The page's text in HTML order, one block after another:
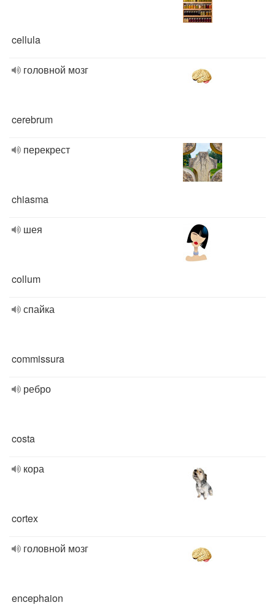
cellula
головной мозг
cerebrum
перекрест
chiasma
шея
collum
спайка
commissura
ребро
costa
кора
cortex
головной мозг
encephaion